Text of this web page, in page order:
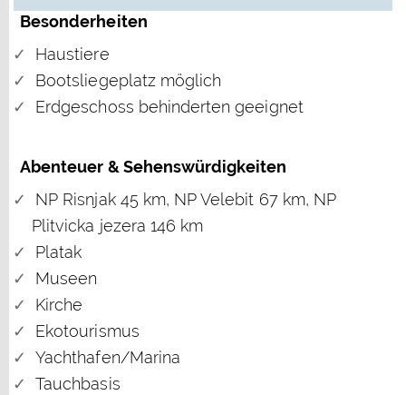
Besonderheiten
Haustiere
Bootsliegeplatz möglich
Erdgeschoss behinderten geeignet
Abenteuer & Sehenswürdigkeiten
NP Risnjak 45 km, NP Velebit 67 km, NP
Plitvicka jezera 146 km
Platak
Museen
Kirche
Ekotourismus
Yachthafen/Marina
Tauchbasis